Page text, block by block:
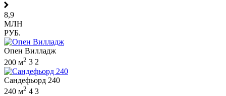
8,9
МЛН
РУБ.
Опен Вилладж
200 м2 3 2
Сандефьорд 240
240 м2 4 3